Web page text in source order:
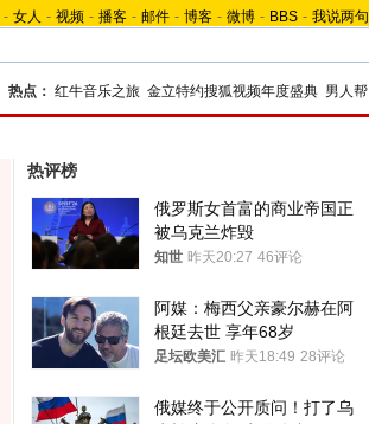
- 女人 - 视频 - 播客 - 邮件 - 博客 - 微博 - BBS - 我说两句
热点： 红牛音乐之旅 金立特约搜狐视频年度盛典 男人帮
热评榜
俄罗斯女首富的商业帝国正
被乌克兰炸毁
知世 昨天20:27 46评论
阿媒：梅西父亲豪尔赫在阿
根廷去世 享年68岁
足坛欧美汇 昨天18:49 28评论
俄媒终于公开质问！打了乌